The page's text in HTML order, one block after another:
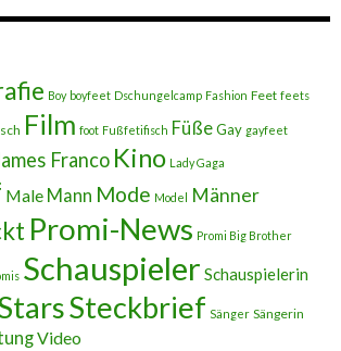
Boy boyfeet Dschungelcamp Fashion Feet feets
Film foot Fußfetifisch FüßeGay gayfeet
Franco Kino Lady Gaga
Male Mann Mode Model Männer
Promi-News Promi Big Brother
Schauspieler Schauspielerin
Steckbrief Sänger Sängerin
Video